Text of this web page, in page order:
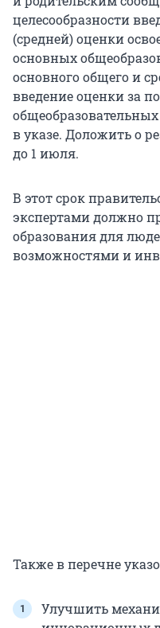
целесообразности
(средней) оценки
основных
основного общего и
введение оценки за
в указе. Доложить о
до 1 июля.
В этот срок
экспертами должно
образования для
возможностями и
Также в перечне
Улучшить